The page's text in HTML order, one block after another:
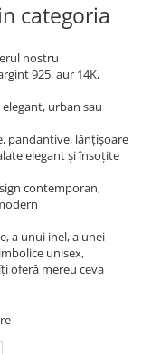
categoria
nostru
925, aur 14K,
urban sau
pandantive, lănțișoare
elegant și însoțite
contemporan,
a unui inel, a unei
unisex,
oferă mereu ceva